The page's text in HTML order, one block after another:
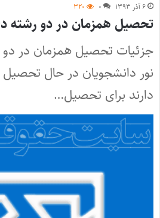
۶ آذر ۱۳۹۳ ۰ ۳۲۰
تحصیل همزمان در دو رشته
جزئیات تحصیل همزمان در دو
دارند برای تحصیل…